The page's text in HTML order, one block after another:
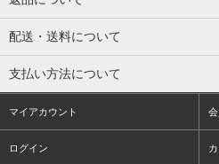
配送・送料について
支払い方法について
マイアカウント
ログイン